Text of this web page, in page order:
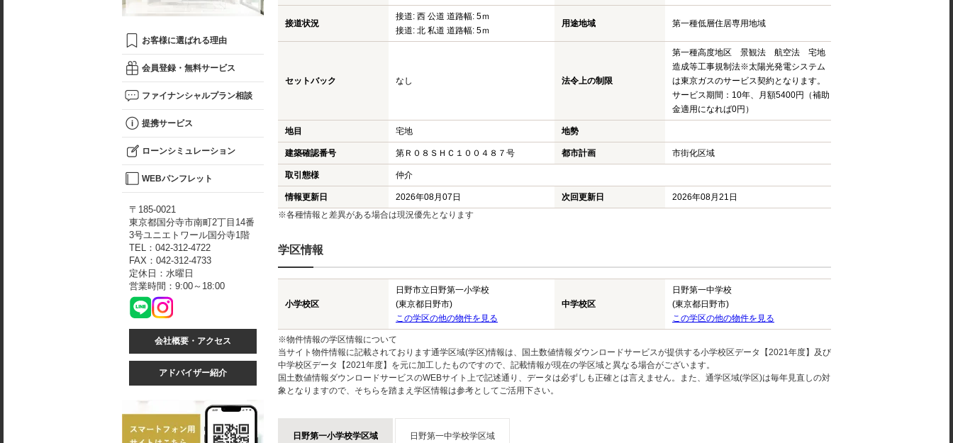
接道状況
接道: 西 公道 道路幅: 5ｍ
接道: 北 私道 道路幅: 5ｍ
用途地域 第一種低層住居専用地域
セットバック なし 法令上の制限
第一種高度地区 景観法 航空法 宅地
造成等工事規制法※太陽光発電システム
は東京ガスのサービス契約となります。
サービス期間：10年、月額5400円（補助
金適用になれば0円）
地目 宅地 地勢
建築確認番号 第Ｒ０８ＳＨＣ１００４８７号 都市計画 市街化区域
取引態様 仲介
情報更新日 2026年08月07日 次回更新日
2026年08月21日
※各種情報と差異がある場合は現況優先となります
学区情報
小学校区
日野市立日野第一小学校
(東京都日野市)
この学区の他の物件を見る
中学校区
日野第一中学校
(東京都日野市)
この学区の他の物件を見る
※物件情報の学区情報について
当サイト物件情報に記載されております通学区域(学区)情報は、国土数値情報ダウンロードサービスが提供する小学校区データ【2021年度】及び
中学校区データ【2021年度】を元に加工したものですので、記載情報が現在の学区域と異なる場合がございます。
国土数値情報ダウンロードサービスのWEBサイト上で記述通り、データは必ずしも正確とは言えません。また、通学区域(学区)は毎年見直しの対
象となりますので、そちらを踏まえ学区情報は参考としてご活用下さい。
日野第一小学校学区域 日野第一中学校学区域
お客様に選ばれる理由
会員登録・無料サービス
ファイナンシャルプラン相談
提携サービス
ローンシミュレーション
WEBパンフレット
〒185-0021
東京都国分寺市南町2丁目14番
3号ユニエトワール国分寺1階
TEL：042-312-4722
FAX：042-312-4733
定休日：水曜日
営業時間：9:00～18:00
会社概要・アクセス
アドバイザー紹介